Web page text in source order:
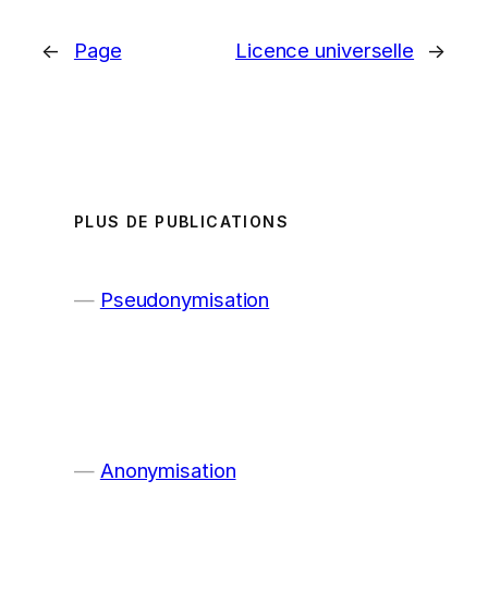
← Page Licence universelle →
PLUS DE PUBLICATIONS
Pseudonymisation
Anonymisation